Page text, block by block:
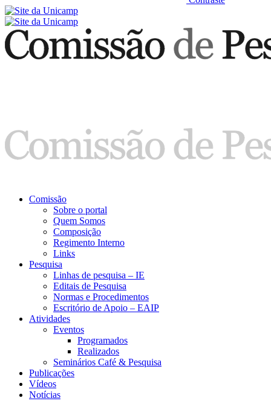
Comissão
Sobre o portal
Quem Somos
Composição
Regimento Interno
Links
Pesquisa
Linhas de pesquisa – IE
Editais de Pesquisa
Normas e Procedimentos
Escritório de Apoio – EAIP
Atividades
Eventos
Programados
Realizados
Seminários Café & Pesquisa
Publicações
Vídeos
Notícias